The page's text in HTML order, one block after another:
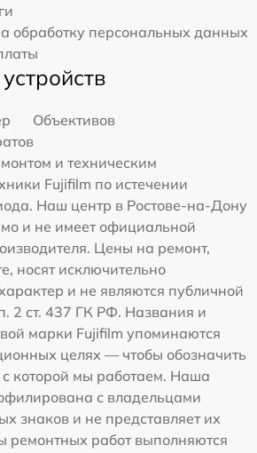
обработку персональных данных
Объективов
и техническим
Fujifilm по истечении
Наш центр в Ростове-на-Дону
и не имеет официальной
Цены на ремонт,
носят исключительно
и не являются публичной
2 ст. 437 ГК РФ. Названия и
марки Fujifilm упоминаются
целях — чтобы обозначить
с которой мы работаем. Наша
с владельцами
знаков и не представляет их
ремонтных работ выполняются